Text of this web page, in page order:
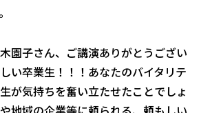
園子さん、ご講演ありがとうござい
い卒業生！！！あなたのバイタリテ
が気持ちを奮い立たせたことでしょ